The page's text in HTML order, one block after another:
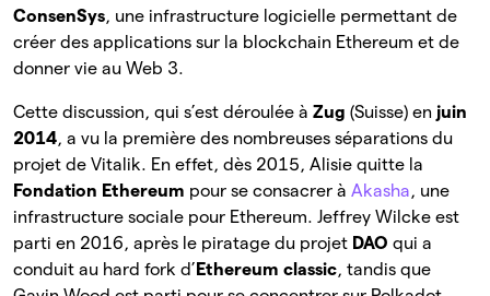
ConsenSys, une infrastructure logicielle permettant de
créer des applications sur la blockchain Ethereum et de
donner vie au Web 3.
Cette discussion, qui s’est déroulée à Zug (Suisse) en juin
2014, a vu la première des nombreuses séparations du
projet de Vitalik. En effet, dès 2015, Alisie quitte la
Fondation Ethereum pour se consacrer à Akasha, une
infrastructure sociale pour Ethereum. Jeffrey Wilcke est
parti en 2016, après le piratage du projet DAO qui a
conduit au hard fork d’ Ethereum classic, tandis que